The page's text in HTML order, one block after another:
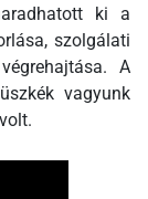
ki a
szolgálati
A
vagyunk